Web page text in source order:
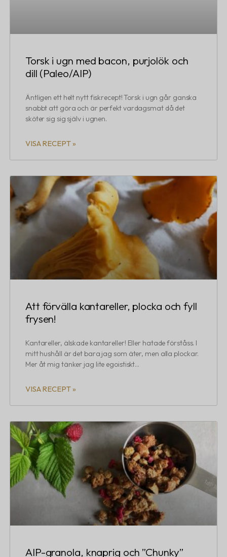
Torsk i ugn med bacon, purjolök och
dill (Paleo/AIP)
Äntligen ett helt nytt fiskrecept! Torsk i ugn går ganska
snabbt att göra och är perfekt vardagsmat då det
sköter sig sig själv i ugnen.
VISA RECEPT »
Att förvälla kantareller, plocka och fyll
frysen!
Kantareller, älskade kantareller! Eller hatade förståss. I
mitt hushåll är det bara jag som äter, men alla plockar.
Mer åt mig tänker jag lite egoistiskt…
VISA RECEPT »
AIP-granola, knaprig och ”Chunky”